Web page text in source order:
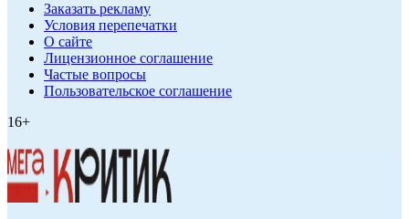
Заказать рекламу
Условия перепечатки
О сайте
Лицензионное соглашение
Частые вопросы
Пользовательское соглашение
16+